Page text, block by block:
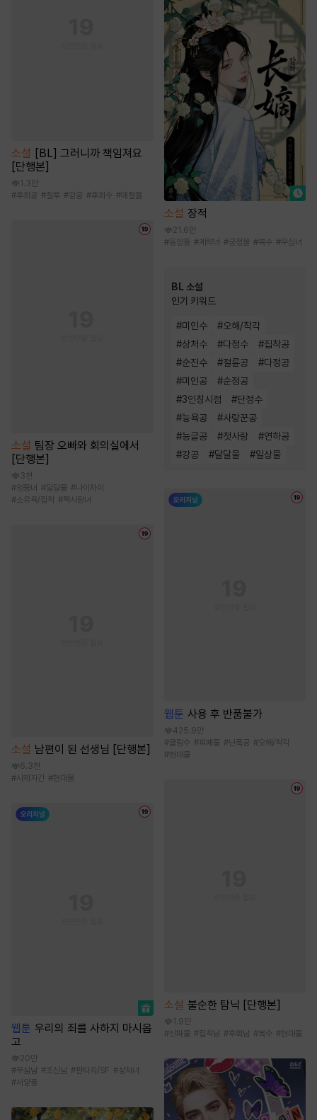
소설 [BL] 그러니까 책임져요
[단행본]
1.3만
#후회공 #질투 #강공 #후회수 #애절물
소설 팀장 오빠와 회의실에서
[단행본]
3천
#엉뚱녀 #달달물 #나이차이
#소유욕/집착 #짝사랑녀
소설 남편이 된 선생님 [단행본]
6.3천
#사제지간 #현대물
웹툰 우리의 죄를 사하지 마시옵
고
20만
#무심남 #조신남 # 판타지/SF #상처녀
#서양풍
소설 장적
21.6만
#동양풍 #계략녀 #궁정물 #복수 #무심녀
BL 소설
인기 키워드
#미인수 #오해/착각
#상처수 #다정수 #집착공
#순진수 #절륜공 #다정공
#미인공 #순정공
#3인칭시점 #단정수
#능욕공 #사랑꾼공
#능글공 #첫사랑 #연하공
#강공 #달달물 #일상물
웹툰 사용 후 반품불가
425.9만
#굴림수 #피폐물 #난폭공 #오해/착각
#현대물
소설 불순한 탐닉 [단행본]
1.9만
#신파물 #집착남 #후회남 #복수 #현대물